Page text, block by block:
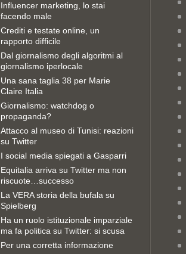
Influencer marketing, lo stai
facendo male
Crediti e testate online, un
rapporto difficile
Dal giornalismo degli algoritmi al
giornalismo iperlocale
Una sana taglia 38 per Marie
Claire Italia
Giornalismo: watchdog o
propaganda?
Attacco al museo di Tunisi: reazioni
su Twitter
I social media spiegati a Gasparri
Equitalia arriva su Twitter ma non
riscuote…successo
La VERA storia della bufala su
Spielberg
Ha un ruolo istituzionale imparziale
ma fa politica su Twitter: si scusa
Per una corretta informazione